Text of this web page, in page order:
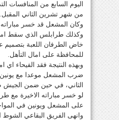
اليوم السابع من المنافسات
من شهر تشرين الثاني المقبل.
وكان المشعل قد خسر مباراته
وكذلك طرابلس الذي سقط
خاض الطرفان اللعبة بتصميم
للمحافظة على امال التأهل.
وبهذه النتيجة فقد الفيحاء اي
ضرب المشعل موعدا مع يونين
الثاني، في حين ضمن الجيش
لو خسر مباراته الاخيرة مع
على المشعل ويونين في
وانهى الفريق البقاعي الشوط